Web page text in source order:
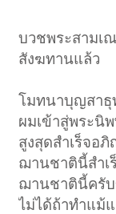
บวชพระสามเ
สังฆทานแล้ว
โมทนาบุญสา
ผมเข้าสู่พระนิ
สูงสุดสำเร็จอ
ฌานชาตินี้สำเ
ฌานชาตินี้ครับ
ไม่ได้ถ้าทำแม้